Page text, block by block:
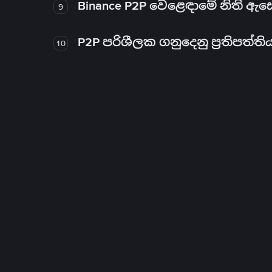
9 Binance P2P වෙළෙඳාමේ නිති
10 P2P පරිශීලක ගනුදෙනු